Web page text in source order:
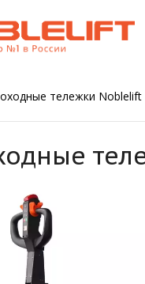
тележки Noblelift